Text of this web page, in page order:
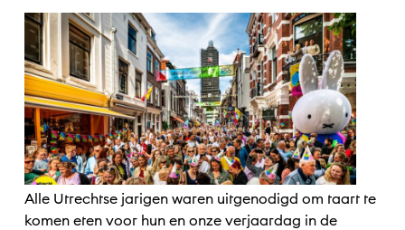
Alle Utrechtse jarigen waren uitgenodigd om taart te
komen eten voor hun en onze verjaardag in de